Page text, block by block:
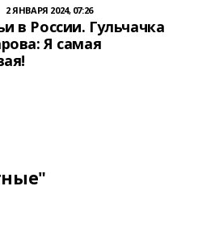
2 ЯНВАРЯ 2024, 07:26
в России. Гульчачка
Я самая